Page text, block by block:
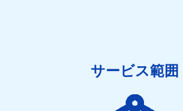
サービス範囲